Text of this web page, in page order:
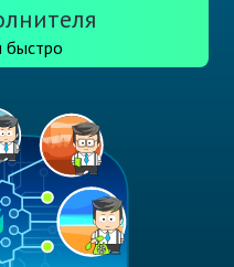
быстро